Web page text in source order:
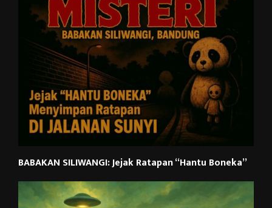
BABAKAN SILIWANGI: Jejak Ratapan “Hantu Boneka”